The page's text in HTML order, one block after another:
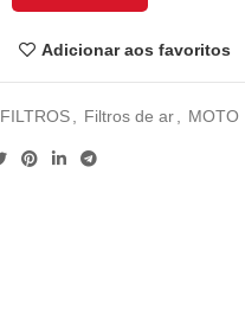
Adicionar aos favoritos
FILTROS Filtros de ar MOTO